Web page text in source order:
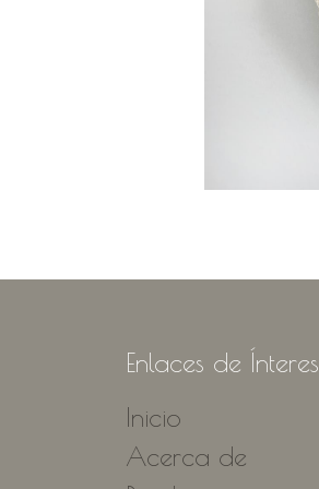
Enlaces de Ínteres
Inicio
Acerca de